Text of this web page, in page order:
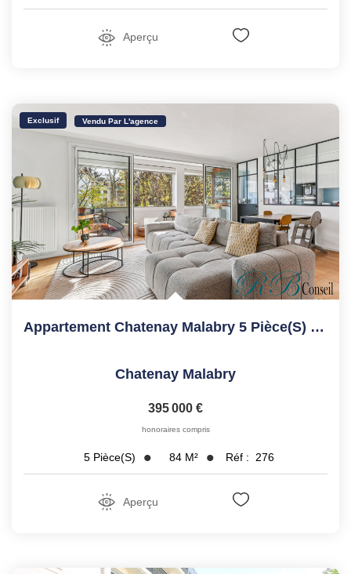
Aperçu
Exclusif Vendu Par L'agence
Appartement Chatenay Malabry 5 Pièce(s) 84.21 M2
Chatenay Malabry
395 000 €
honoraires compris
5 Pièce(s) 84 M² Réf : 276
Aperçu